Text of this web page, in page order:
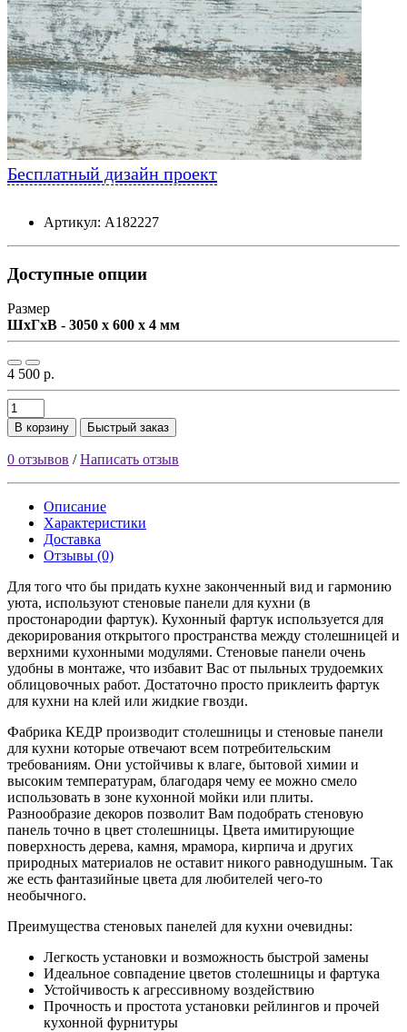
Бесплатный дизайн проект
Артикул: А182227
Доступные опции
Размер
ШxГxВ - 3050 x 600 x 4 мм
4 500 р.
В корзину Быстрый заказ
0 отзывов /Написать отзыв
Описание
Характеристики
Доставка
Отзывы (0)
Для того что бы придать кухне законченный вид и гармонию
уюта, используют стеновые панели для кухни (в
простонародии фартук). Кухонный фартук используется для
декорирования открытого пространства между столешницей и
верхними кухонными модулями. Стеновые панели очень
удобны в монтаже, что избавит Вас от пыльных трудоемких
облицовочных работ. Достаточно просто приклеить фартук
для кухни на клей или жидкие гвозди.
Фабрика КЕДР производит столешницы и стеновые панели
для кухни которые отвечают всем потребительским
требованиям. Они устойчивы к влаге, бытовой химии и
высоким температурам, благодаря чему ее можно смело
использовать в зоне кухонной мойки или плиты.
Разнообразие декоров позволит Вам подобрать стеновую
панель точно в цвет столешницы. Цвета имитирующие
поверхность дерева, камня, мрамора, кирпича и других
природных материалов не оставит никого равнодушным. Так
же есть фантазийные цвета для любителей чего-то
необычного.
Преимущества стеновых панелей для кухни очевидны:
Легкость установки и возможность быстрой замены
Идеальное совпадение цветов столешницы и фартука
Устойчивость к агрессивному воздействию
Прочность и простота установки рейлингов и прочей
кухонной фурнитуры